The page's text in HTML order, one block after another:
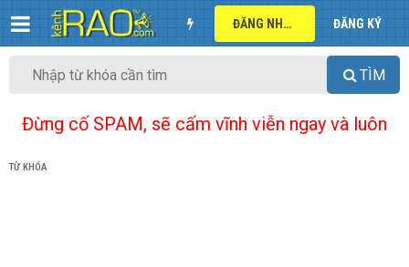
ĐĂNG NHẬP ĐĂNG KÝ
TÌM
Đừng cố SPAM, sẽ cấm vĩnh viễn ngay và luôn
TỪ KHÓA